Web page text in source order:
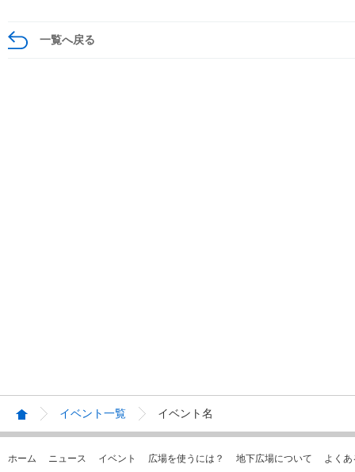
一覧へ戻る
イベント一覧 イベント名
ホーム ニュース イベント 広場を使うには？ 地下広場について
よく